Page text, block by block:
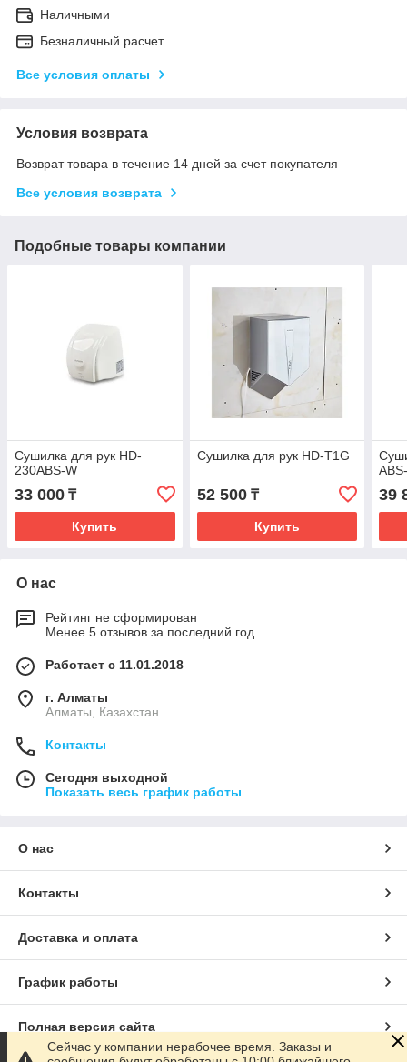
Наличными
Безналичный расчет
Все условия оплаты
Условия возврата
Возврат товара в течение 14 дней за счет покупателя
Все условия возврата
Подобные товары компании
Сушилка для рук HD-
230ABS-W
33 000 ₸
Купить
Сушилка для рук HD-T1G
52 500₸
Купить
39
О нас
Рейтинг не сформирован
Менее 5 отзывов за последний год
Работает с 11.01.2018
г. Алматы
Алматы, Казахстан
Контакты
Сегодня выходной
Показать весь график работы
О нас
Контакты
Доставка и оплата
График работы
Полная версия сайта
Сейчас у компании нерабочее время. Заказы и